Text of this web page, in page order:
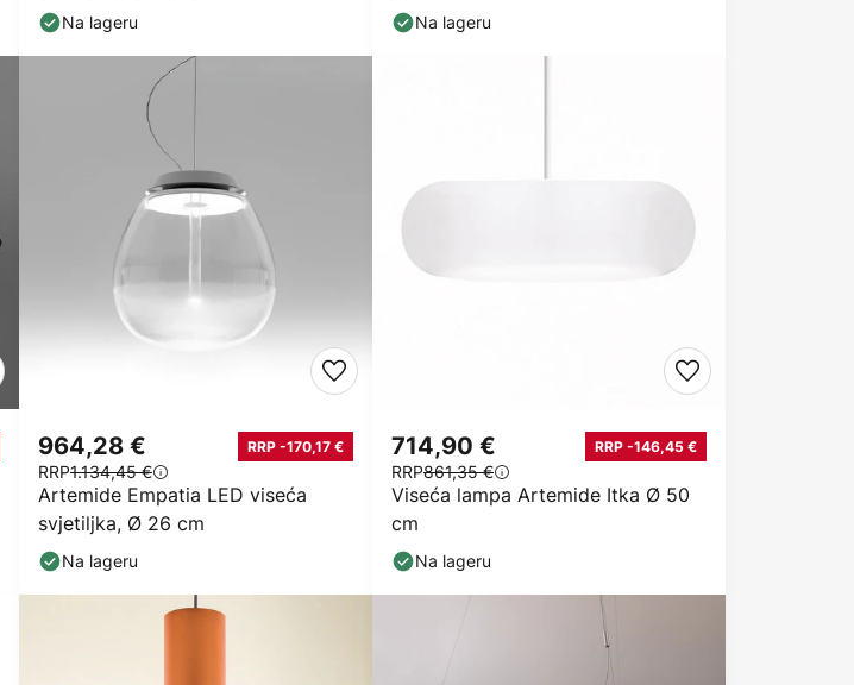
Na lageru Na lageru
Artemide Empatia LED viseća
svjetiljka, Ø 26 cm
964,28 € RRP -170,17 €
RRP1.134,45 €
Na lageru
Viseća lampa Artemide Itka Ø 50
cm
714,90 € RRP -146,45 €
RRP861,35 €
Na lageru